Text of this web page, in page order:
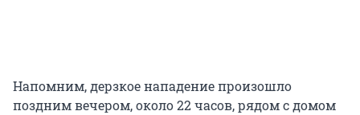
Напомним, дерзкое нападение произошло
поздним вечером, около 22 часов, рядом с домом